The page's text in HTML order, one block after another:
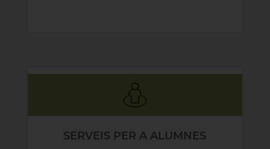
SERVEIS PER A ALUMNES